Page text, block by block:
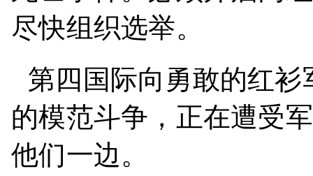
尽快组织选举。
第四国际向勇敢的红
的模范斗争，正在遭受
他们一边。